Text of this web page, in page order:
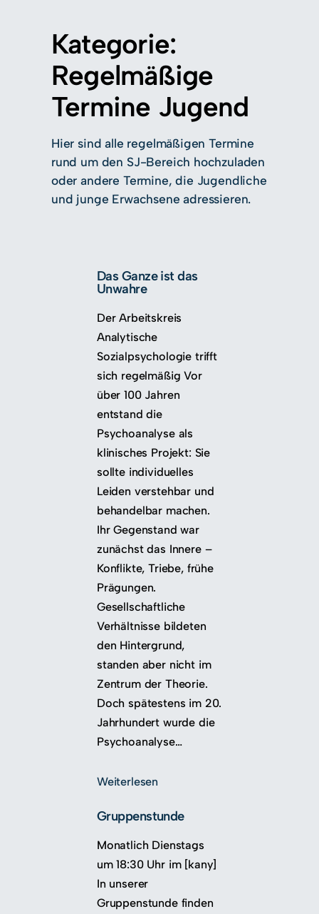
springenKategorie:
Regelmäßige
Termine Jugend
Hier sind alle regelmäßigen Termine
rund um den SJ-Bereich hochzuladen
oder andere Termine, die Jugendliche
und junge Erwachsene adressieren.
Das Ganze ist das
Unwahre
Der Arbeitskreis
Analytische
Sozialpsychologie trifft
sich regelmäßig Vor
über 100 Jahren
entstand die
Psychoanalyse als
klinisches Projekt: Sie
sollte individuelles
Leiden verstehbar und
behandelbar machen.
Ihr Gegenstand war
zunächst das Innere –
Konflikte, Triebe, frühe
Prägungen.
Gesellschaftliche
Verhältnisse bildeten
den Hintergrund,
standen aber nicht im
Zentrum der Theorie.
Doch spätestens im 20.
Jahrhundert wurde die
Psychoanalyse…
Weiterlesen
Gruppenstunde
Monatlich Dienstags
um 18:30 Uhr im [kany]
In unserer
Gruppenstunde finden